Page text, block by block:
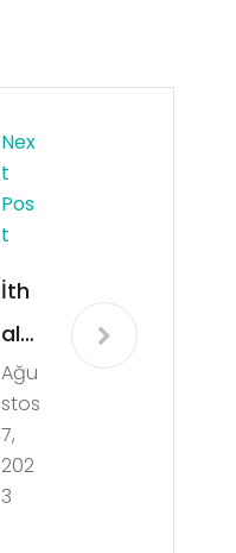
Nex
T
Pos
T
İth
al
ku
ma
şlar
la
Ağu
stos
7,
202
3